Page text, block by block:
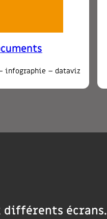
infographie – dataviz
différents écrans.